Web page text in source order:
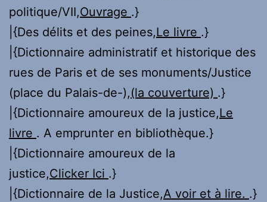
politique/VII,Ouvrage .}
|{Des délits et des peines,Le livre .}
|{Dictionnaire administratif et historique des
rues de Paris et de ses monuments/Justice
(place du Palais-de-),(la couverture) .}
|{Dictionnaire amoureux de la justice,Le
livre . A emprunter en bibliothèque.}
|{Dictionnaire amoureux de la
justice,Clicker Ici .}
|{Dictionnaire de la Justice,A voir et à lire. .}